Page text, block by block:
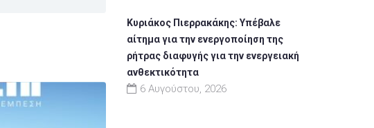
Κυριάκος Πιερρακάκης: Υπέβαλε
αίτημα για την ενεργοποίηση της
ρήτρας διαφυγής για την ενεργειακή
ανθεκτικότητα
6 Αυγούστου, 2026